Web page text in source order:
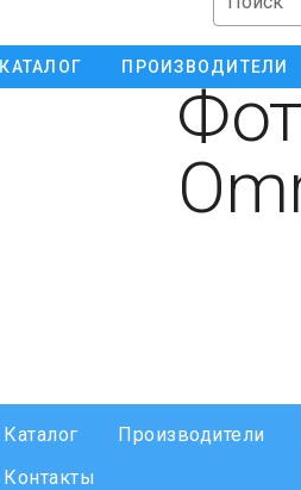
КАТАЛОГ ПРОИЗВОДИТЕЛИ
Каталог Производители
Контакты